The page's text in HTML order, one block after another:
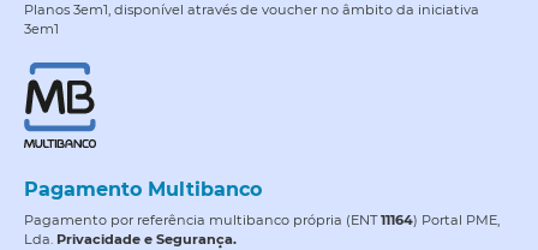
Planos 3em1, disponível através de voucher no âmbito da iniciativa
3em1
Pagamento Multibanco
Pagamento por referência multibanco própria (ENT11164) Portal PME,
Lda. Privacidade e Segurança.